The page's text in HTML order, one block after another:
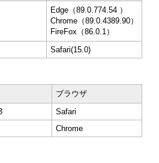
Edge（89.0.774.54 ）
Chrome（89.0.4389.90）
FireFox（86.0.1）
Safari(15.0)
ブラウザ
Safari
Chrome